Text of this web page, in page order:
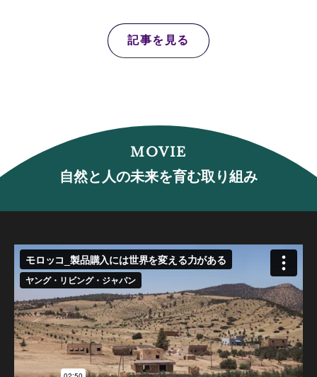
記事を見る
MOVIE
自然と人の未来を育む取り組み